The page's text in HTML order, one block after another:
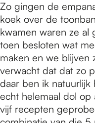
Zo gingen de
koek over de
kwamen waren ze al
toen besloten wat
maken en we blijven
verwacht dat dat zo
daar ben ik
echt helemaal dol
vijf recepten